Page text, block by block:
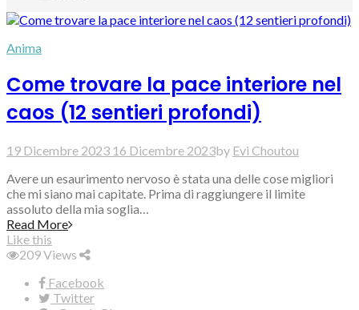
Anima
Come trovare la pace interiore nel
caos (12 sentieri profondi)
19 Dicembre 2023 16 Dicembre 2023by Evi Choutou
Avere un esaurimento nervoso è stata una delle cose migliori
che mi siano mai capitate. Prima di raggiungere il limite
assoluto della mia soglia…
Read More
Like this
209Views
Facebook
Twitter